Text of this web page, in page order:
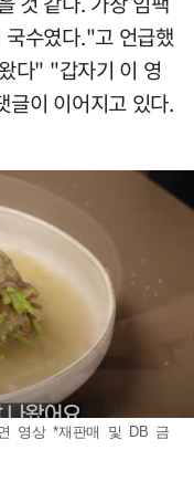
수였다."고 언급했
다" "갑자기 이 영
글이 이어지고 있다.
영상 *재판매 및 DB 금